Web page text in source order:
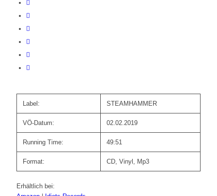
Label: STEAMHAMMER
VÖ-Datum: 02.02.2019
Running Time: 49:51
Format: CD, Vinyl, Mp3
Erhältlich bei: